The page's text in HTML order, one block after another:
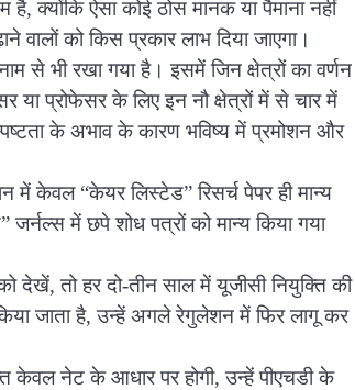
क्योंकि ऐसा कोई ठोस मानक या पैमाना नहीं
को किस प्रकार लाभ दिया जाएगा।
से भी रखा गया है। इसमें जिन क्षेत्रों का वर्णन
या प्रोफेसर के लिए इन नौ क्षेत्रों में से चार में
के अभाव के कारण भविष्य में प्रमोशन और
में केवल “केयर लिस्टेड” रिसर्च पेपर ही मान्य
में छपे शोध पत्रों को मान्य किया गया
देखें, तो हर दो-तीन साल में यूजीसी नियुक्ति की
जाता है, उन्हें अगले रेगुलेशन में फिर लागू कर
केवल नेट के आधार पर होगी, उन्हें पीएचडी के